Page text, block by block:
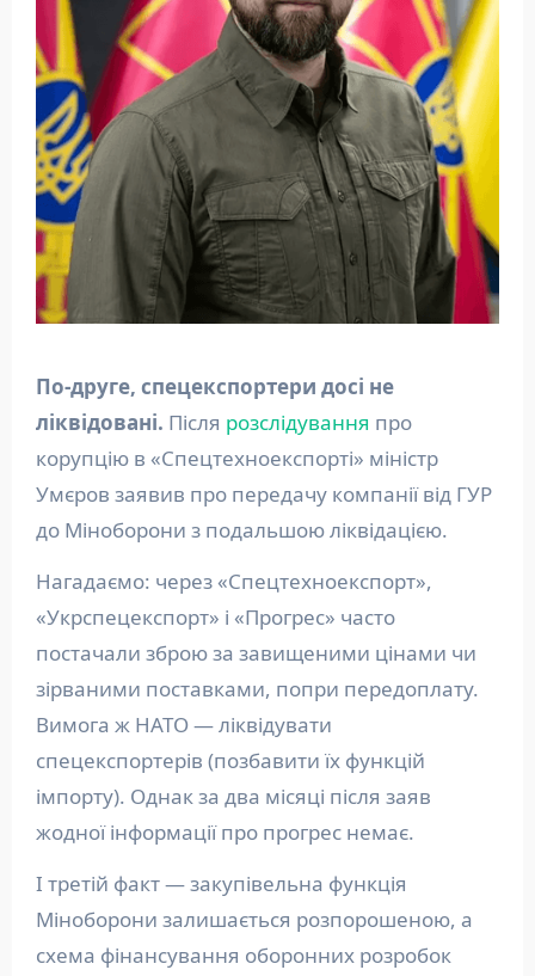
По-друге, спецекспортери досі не
ліквідовані. Після розслідування про
корупцію в «Спецтехноекспорті» міністр
Умєров заявив про передачу компанії від ГУР
до Міноборони з подальшою ліквідацією.
Нагадаємо: через «Спецтехноекспорт»,
«Укрспецекспорт» і «Прогрес» часто
постачали зброю за завищеними цінами чи
зірваними поставками, попри передоплату.
Вимога ж НАТО — ліквідувати
спецекспортерів (позбавити їх функцій
імпорту). Однак за два місяці після заяв
жодної інформації про прогрес немає.
І третій факт — закупівельна функція
Міноборони залишається розпорошеною, а
схема фінансування оборонних розробок